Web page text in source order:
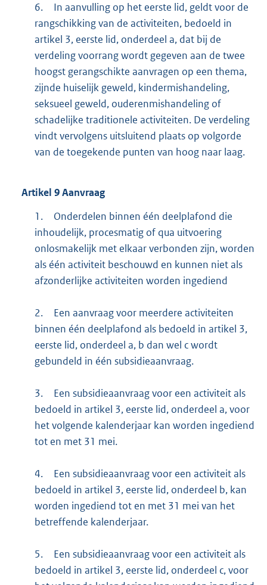
6.
In aanvulling op het eerste lid, geldt voor de
rangschikking van de activiteiten, bedoeld in
artikel 3, eerste lid, onderdeel a, dat bij de
verdeling voorrang wordt gegeven aan de twee
hoogst gerangschikte aanvragen op een thema,
zijnde huiselijk geweld, kindermishandeling,
seksueel geweld, ouderenmishandeling of
schadelijke traditionele activiteiten. De verdeling
vindt vervolgens uitsluitend plaats op volgorde
van de toegekende punten van hoog naar laag.
Artikel 9Aanvraag
1.
Onderdelen binnen één deelplafond die
inhoudelijk, procesmatig of qua uitvoering
onlosmakelijk met elkaar verbonden zijn, worden
als één activiteit beschouwd en kunnen niet als
afzonderlijke activiteiten worden ingediend
2.
Een aanvraag voor meerdere activiteiten
binnen één deelplafond als bedoeld in artikel 3,
eerste lid, onderdeel a, b dan wel c wordt
gebundeld in één subsidieaanvraag.
3.
Een subsidieaanvraag voor een activiteit als
bedoeld in artikel 3, eerste lid, onderdeel a, voor
het volgende kalenderjaar kan worden ingediend
tot en met 31 mei.
4.
Een subsidieaanvraag voor een activiteit als
bedoeld in artikel 3, eerste lid, onderdeel b, kan
worden ingediend tot en met 31 mei van het
betreffende kalenderjaar.
5.
Een subsidieaanvraag voor een activiteit als
bedoeld in artikel 3, eerste lid, onderdeel c, voor